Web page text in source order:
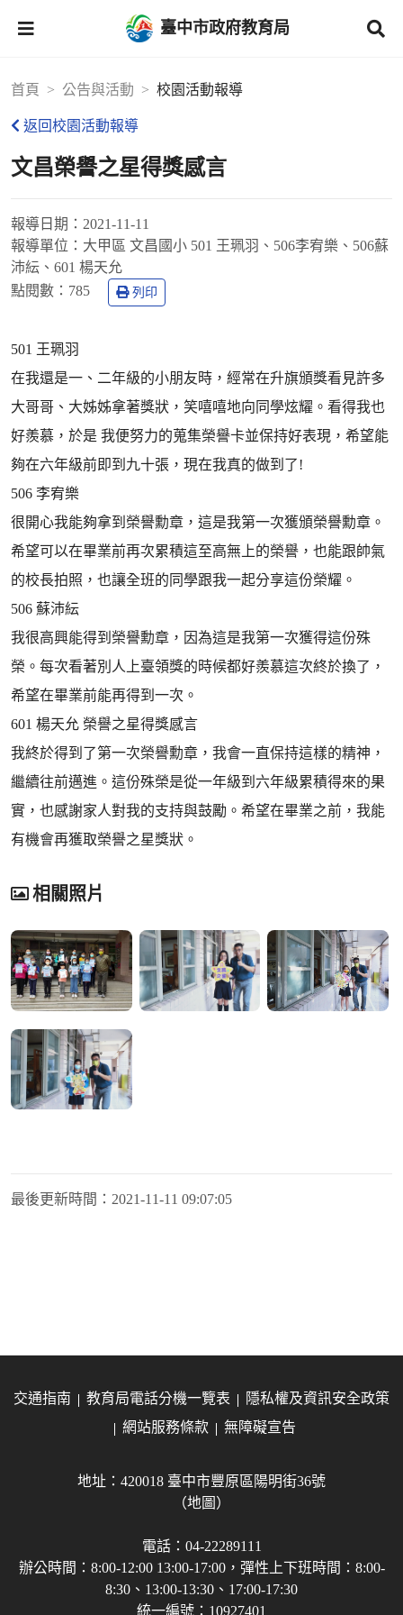
臺中市政府教育局
首頁 公告與活動 校園活動報導
返回校園活動報導
文昌榮譽之星得獎感言
報導日期： 2021-11-11
報導單位： 大甲區 文昌國小 501 王珮羽、506李宥樂、506蘇
沛紜、601 楊天允
點閱數： 785 列印
501 王珮羽
在我還是一、二年級的小朋友時，經常在升旗頒獎看見許多
大哥哥、大姊姊拿著獎狀，笑嘻嘻地向同學炫耀。看得我也
好羨慕，於是 我便努力的蒐集榮譽卡並保持好表現，希望能
夠在六年級前即到九十張，現在我真的做到了!
506 李宥樂
很開心我能夠拿到榮譽勳章，這是我第一次獲頒榮譽勳章。
希望可以在畢業前再次累積這至高無上的榮譽，也能跟帥氣
的校長拍照，也讓全班的同學跟我一起分享這份榮耀。
506 蘇沛紜
我很高興能得到榮譽勳章，因為這是我第一次獲得這份殊
榮。每次看著別人上臺領獎的時候都好羨慕這次終於換了，
希望在畢業前能再得到一次。
601 楊天允 榮譽之星得獎感言
我終於得到了第一次榮譽勳章，我會一直保持這樣的精神，
繼續往前邁進。這份殊榮是從一年級到六年級累積得來的果
實，也感謝家人對我的支持與鼓勵。希望在畢業之前，我能
有機會再獲取榮譽之星獎狀。
相關照片
最後更新時間： 2021-11-11 09:07:05
交通指南 教育局電話分機一覽表
隱私權及資訊安全政策
網站服務條款
無障礙宣告
地址：420018 臺中市豐原區陽明街36號
（地圖）
電話：04-22289111
辦公時間：8:00-12:00 13:00-17:00，彈性上下班時間：8:00-
8:30、13:00-13:30、17:00-17:30
統一編號：10927401